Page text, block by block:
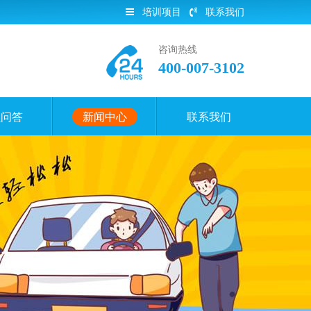
培训项目 联系我们
咨询热线
400-007-3102
答 新闻中心 联系我们